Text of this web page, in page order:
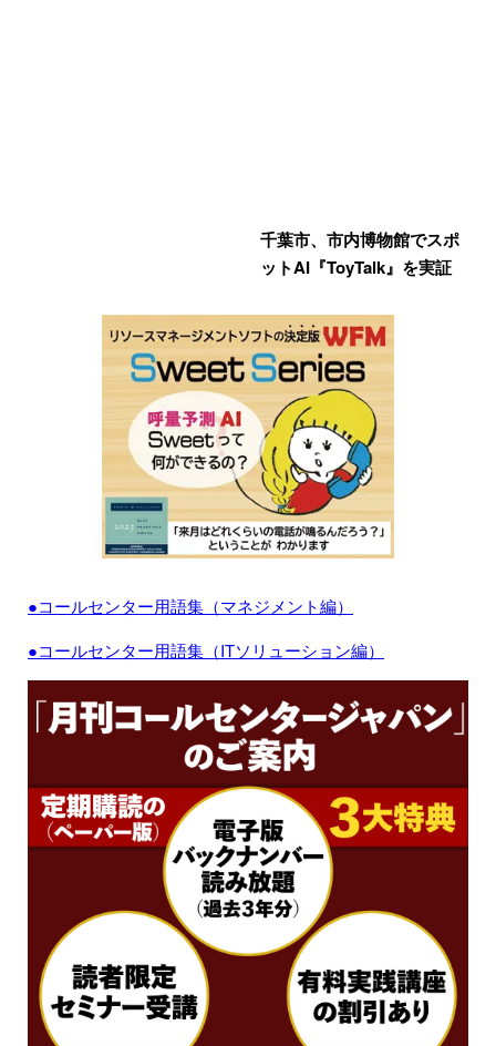
千葉市、市内博物館でスポ
ットAI『ToyTalk』を実証
●コールセンター用語集（マネジメント編）
●コールセンター用語集（ITソリューション編）